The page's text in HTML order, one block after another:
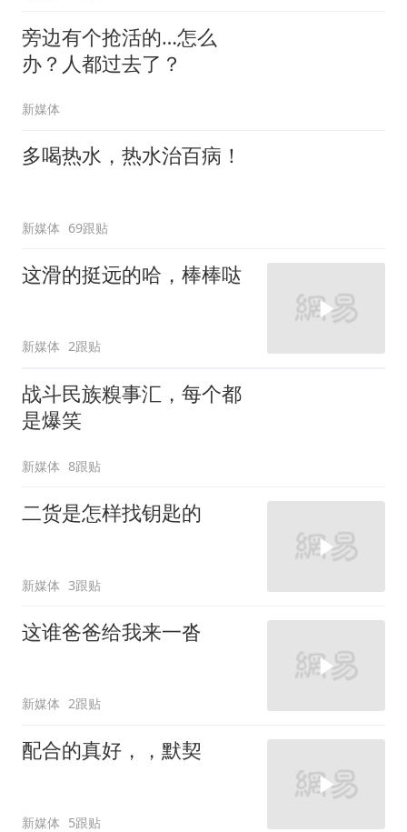
旁边有个抢活的…怎么
办？人都过去了？
新媒体
多喝热水，热水治百病！
新媒体 69跟贴
这滑的挺远的哈，棒棒哒
新媒体 2跟贴
战斗民族糗事汇，每个都
是爆笑
新媒体 8跟贴
二货是怎样找钥匙的
新媒体 3跟贴
这谁爸爸给我来一沓
新媒体 2跟贴
配合的真好，，默契
新媒体 5跟贴